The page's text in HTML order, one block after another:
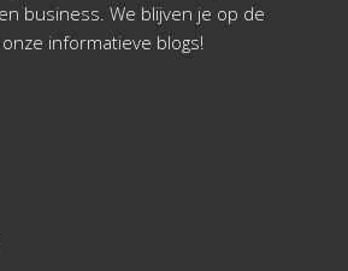
business. We blijven je op de
informatieve blogs!